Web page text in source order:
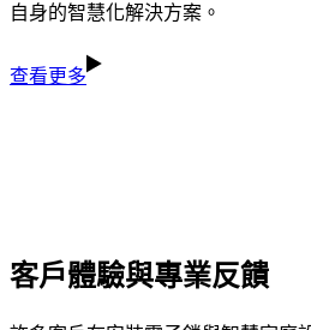
自身的智慧化解決方案。
查看更多
客戶體驗與專業反饋